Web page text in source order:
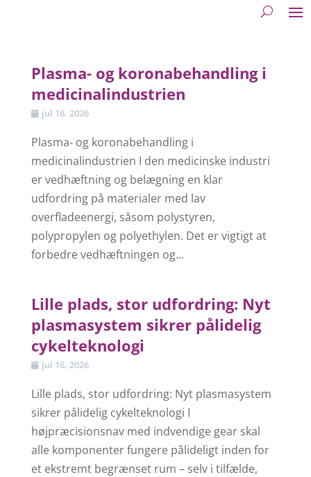
Plasma- og koronabehandling i
medicinalindustrien
jul 16, 2026
Plasma- og koronabehandling i
medicinalindustrien I den medicinske industri
er vedhæftning og belægning en klar
udfordring på materialer med lav
overfladeenergi, såsom polystyren,
polypropylen og polyethylen. Det er vigtigt at
forbedre vedhæftningen og...
Lille plads, stor udfordring: Nyt
plasmasystem sikrer pålidelig
cykelteknologi
jul 16, 2026
Lille plads, stor udfordring: Nyt plasmasystem
sikrer pålidelig cykelteknologi I
højpræcisionsnav med indvendige gear skal
alle komponenter fungere pålideligt inden for
et ekstremt begrænset rum – selv i tilfælde,